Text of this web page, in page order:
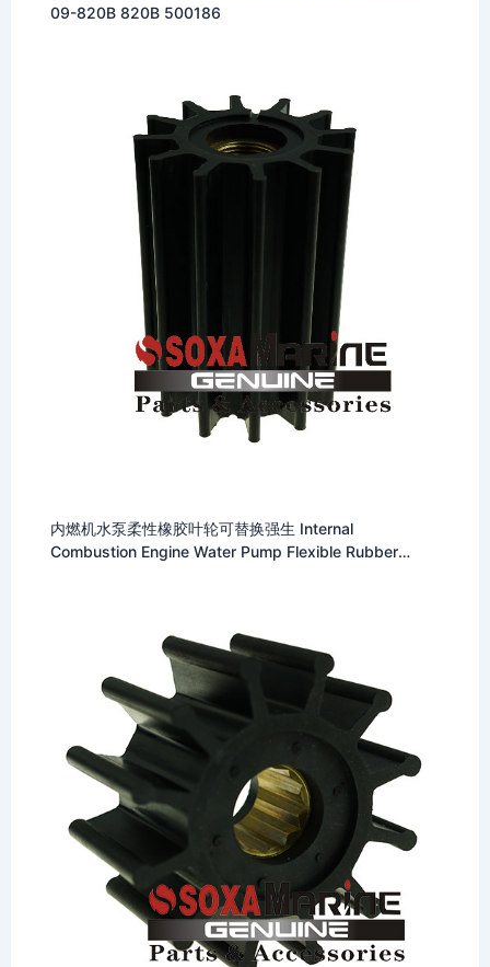
09-820B 820B 500186
内燃机水泵柔性橡胶叶轮可替换强生 Internal
Combustion Engine Water Pump Flexible Rubber